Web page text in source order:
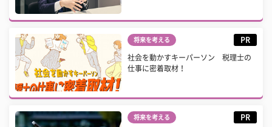
将来を考える PR
社会を動かすキーパーソン 税理士の
仕事に密着取材！
将来を考える PR